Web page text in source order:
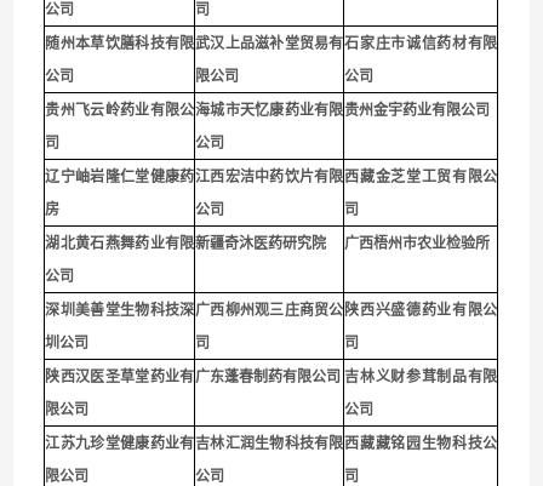
公司
司
随州本草饮膳科技有限
公司
武汉上品滋补堂贸易有
限公司
石家庄市诚信药材有限
公司
贵州飞云岭药业有限公
司
海城市天忆康药业有限
公司
贵州金宇药业有限公司
辽宁岫岩隆仁堂健康药
房
江西宏洁中药饮片有限
公司
西藏金芝堂工贸有限公
司
湖北黄石燕舞药业有限
公司
新疆奇沐医药研究院 广西梧州市农业检验所
深圳 美善堂生物科技深
圳公司
广西柳州观三庄商贸公
司
陕西兴盛德药业有限公
司
陕西汉医圣草堂药业有
限公司
广东蓬春制药有限公司 吉林义财参茸制品有限
公司
江苏九珍堂健康药业有
限公司
吉林汇润生物科技有限
公司
西藏藏铭园生物科技公
司